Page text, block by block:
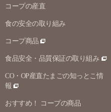
コープの産直
食の安全の取り組み
コープ商品
食品安全・品質保証の取り組み
CO・OP産直たまごの知っとこ情
報
おすすめ！ コープの商品